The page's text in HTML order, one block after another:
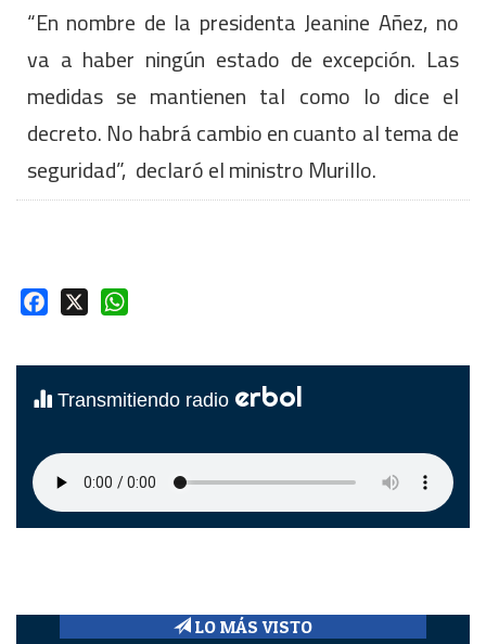
“En nombre de la presidenta Jeanine Añez, no
va a haber ningún estado de excepción. Las
medidas se mantienen tal como lo dice el
decreto. No habrá cambio en cuanto al tema de
seguridad”, declaró el ministro Murillo.
Facebook
Transmitiendo radio erbol
LO MÁS VISTO